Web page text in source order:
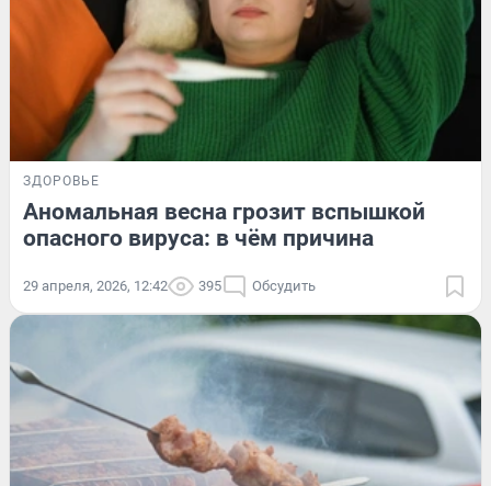
ЗДОРОВЬЕ
Аномальная весна грозит вспышкой
опасного вируса: в чём причина
29 апреля, 2026, 12:42 395 Обсудить